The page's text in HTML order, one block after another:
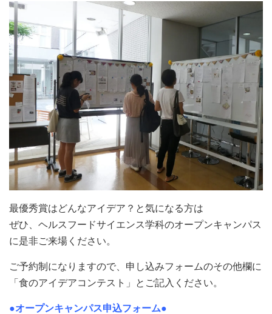
最優秀賞はどんなアイデア？と気になる方は
ぜひ、ヘルスフードサイエンス学科のオープンキャンパス
に是非ご来場ください。
ご予約制になりますので、申し込みフォームのその他欄に
「食のアイデアコンテスト」とご記入ください。
●オープンキャンパス申込フォーム●